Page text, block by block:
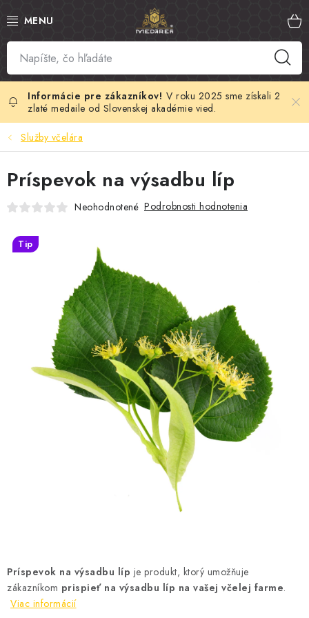
na
SLOVENSKÝ MED
MANUKA MED
VČELÍ PEĽ
MATERSKÁ KAŠIČKA
VČELÍ JED
MEDOVÁ KOZMETIKA
MEDOVINA
MEDOVÉ DARČEKOVÉ SETY
VÝROBKY Z VOSKU
DOPLNKY KU VČELÍM PRODUKTOM
LITERATÚRA - KNIHY
V roku 2025 sme získali 2
zlaté medaile od Slovenskej akadémie vied.
Služby včelára
Príspevok na výsadbu líp je produkt, ktorý umožňuje
zákazníkom prispieť na výsadbu líp na vašej včelej farme.
Viac informácií
Príspevok na výsadbu líp
Neohodnotené Podrobnosti hodnotenia
Tip